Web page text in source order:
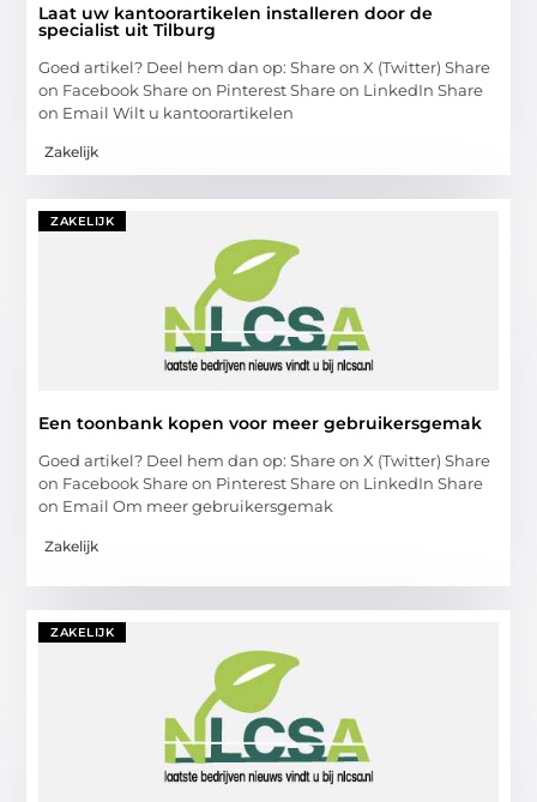
Laat uw kantoorartikelen installeren door de
specialist uit Tilburg
Goed artikel? Deel hem dan op: Share on X (Twitter) Share
on Facebook Share on Pinterest Share on LinkedIn Share
on Email Wilt u kantoorartikelen
Zakelijk
ZAKELIJK
Een toonbank kopen voor meer gebruikersgemak
Goed artikel? Deel hem dan op: Share on X (Twitter) Share
on Facebook Share on Pinterest Share on LinkedIn Share
on Email Om meer gebruikersgemak
Zakelijk
ZAKELIJK